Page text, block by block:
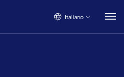
Italiano